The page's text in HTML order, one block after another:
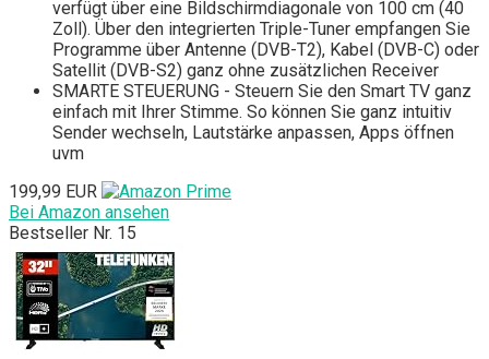
verfügt über eine Bildschirmdiagonale von 100 cm (40
Zoll). Über den integrierten Triple-Tuner empfangen Sie
Programme über Antenne (DVB-T2), Kabel (DVB-C) oder
Satellit (DVB-S2) ganz ohne zusätzlichen Receiver
SMARTE STEUERUNG - Steuern Sie den Smart TV ganz
einfach mit Ihrer Stimme. So können Sie ganz intuitiv
Sender wechseln, Lautstärke anpassen, Apps öffnen
uvm
199,99 EUR
Bei Amazon ansehen
Bestseller Nr. 15